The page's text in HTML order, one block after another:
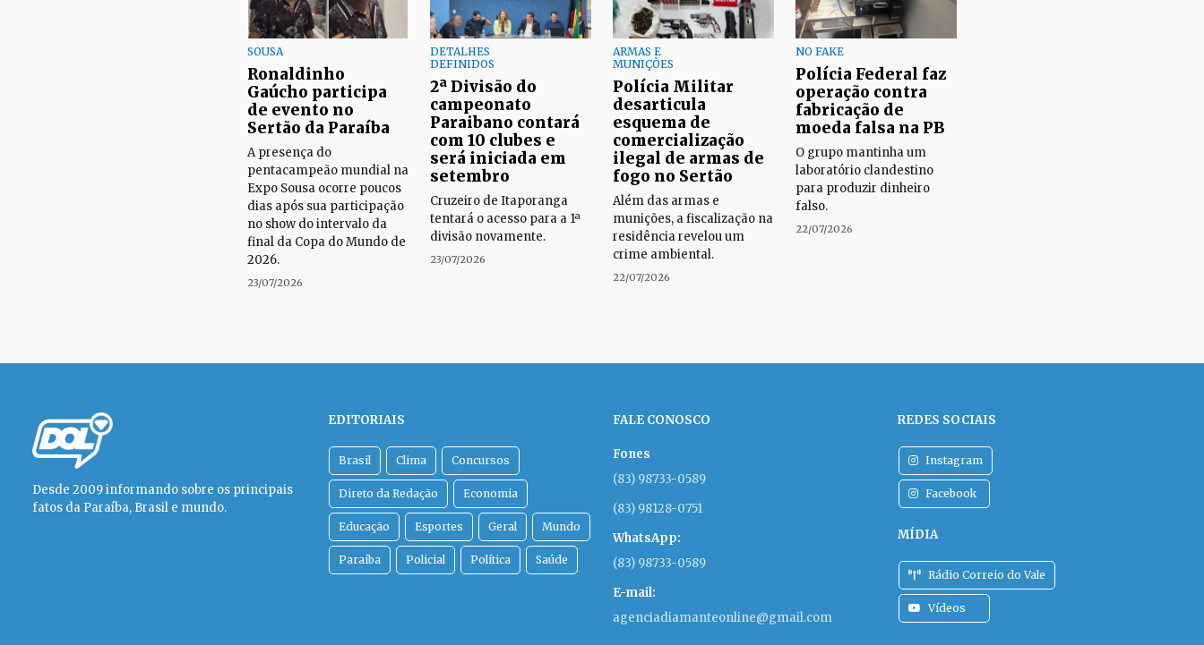
SOUSA
Ronaldinho
Gaúcho participa
de evento no
Sertão da Paraíba
A presença do
pentacampeão mundial na
Expo Sousa ocorre poucos
dias após sua participação
no show do intervalo da
final da Copa do Mundo de
2026.
23/07/2026
DETALHES
DEFINIDOS
2ª Divisão do
campeonato
Paraibano contará
com 10 clubes e
será iniciada em
setembro
Cruzeiro de Itaporanga
tentará o acesso para a 1ª
divisão novamente.
23/07/2026
ARMAS E
MUNIÇÕES
Polícia Militar
desarticula
esquema de
comercialização
ilegal de armas de
fogo no Sertão
Além das armas e
munições, a fiscalização na
residência revelou um
crime ambiental.
22/07/2026
NO FAKE
Polícia Federal faz
operação contra
fabricação de
moeda falsa na PB
O grupo mantinha um
laboratório clandestino
para produzir dinheiro
falso.
22/07/2026
Desde 2009 informando sobre os principais
fatos da Paraíba, Brasil e mundo.
EDITORIAIS
Brasil Clima Concursos
Direto da Redação Economia
Educação Esportes Geral Mundo
Paraíba Policial Política Saúde
FALE CONOSCO
Fones
(83) 98733-0589
(83) 98128-0751
WhatsApp:
(83) 98733-0589
E-mail:
agenciadiamanteonline@gmail.com
REDES SOCIAIS
Instagram
Facebook
MÍDIA
Rádio Correio do Vale
Vídeos